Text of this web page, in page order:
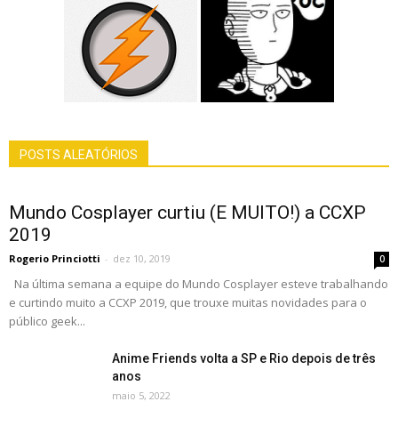
POSTS ALEATÓRIOS
Mundo Cosplayer curtiu (E MUITO!) a CCXP
2019
Rogerio Princiotti - dez 10, 2019 0
Na última semana a equipe do Mundo Cosplayer esteve trabalhando
e curtindo muito a CCXP 2019, que trouxe muitas novidades para o
público geek...
Anime Friends volta a SP e Rio depois de três
anos
maio 5, 2022